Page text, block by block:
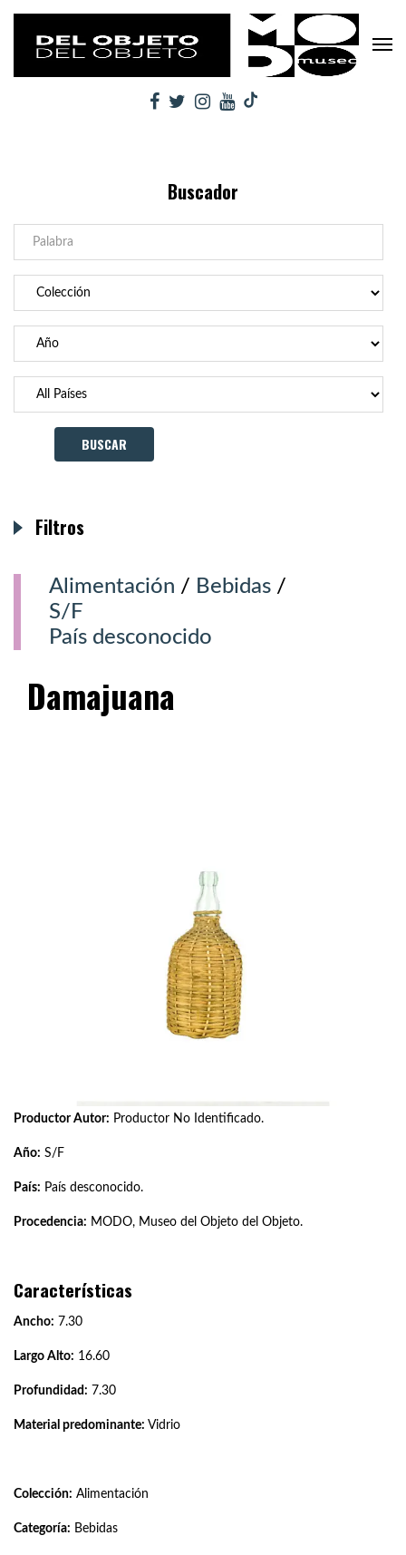
Buscador
Alimentación / Bebidas /
S/F
País desconocido
Damajuana
Productor Autor: Productor No Identificado.
Año: S/F
País: País desconocido.
Procedencia: MODO, Museo del Objeto del Objeto.
Características
Ancho: 7.30
Largo Alto: 16.60
Profundidad: 7.30
Material predominante: Vidrio
Colección: Alimentación
Categoría: Bebidas
Filtros